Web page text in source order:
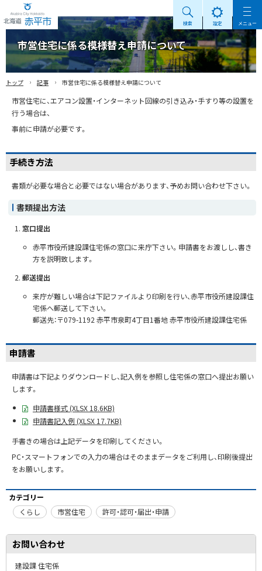
Akabira City Hokkaido 北海道 赤平市
検索 設定 メニュー
市営住宅に係る模様替え申請について
トップ › 記事 › 市営住宅に係る模様替え申請について
市営住宅に、エアコン設置・インターネット回線の引き込み・手すり等の設置を
行う場合は、
事前に申請が必要です。
手続き方法
書類が必要な場合と必要ではない場合があります、予めお問い合わせ下さい。
書類提出方法
窓口提出
赤平市役所建設課住宅係の窓口に来庁下さい。申請書をお渡しし、書き
方を説明致します。
郵送提出
来庁が難しい場合は下記ファイルより印刷を行い、赤平市役所建設課住
宅係へ郵送して下さい。
郵送先：〒079-1192 赤平市泉町4丁目1番地 赤平市役所建設課住宅係
申請書
申請書は下記よりダウンロードし、記入例を参照し住宅係の窓口へ提出お願い
します。
申請書様式 (XLSX 18.6KB)
申請書記入例 (XLSX 17.7KB)
手書きの場合は上記データを印刷してください。
PC・スマートフォンでの入力の場合はそのままデータをご利用し、印刷後提出
をお願いします。
カテゴリー
くらし
市営住宅 許可・認可・届出・申請
お問い合わせ
建設課 住宅係